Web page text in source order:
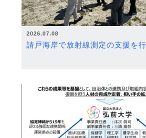
2026.07.08
請戸海岸で放射線測定の支援を行